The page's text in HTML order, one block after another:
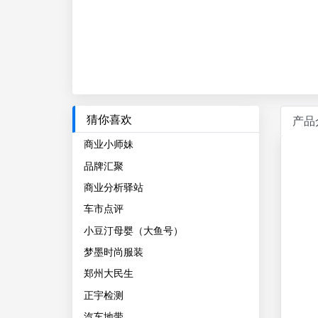
猜你喜欢
商业小师妹
品牌汇聚
商业分析驿站
车市点评
小豆汀母婴（大鱼号）
梦墨时尚服装
郑州大民生
正宇检测
产